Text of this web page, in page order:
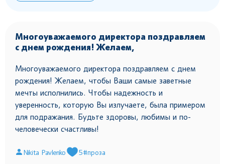
Многоуважаемого директора поздравляем
с днем рождения! Желаем,
Многоуважаемого директора поздравляем с днем
рождения! Желаем, чтобы Ваши самые заветные
мечты исполнились. Чтобы надежность и
уверенность, которую Вы излучаете, была примером
для подражания. Будьте здоровы, любимы и по-
человечески счастливы!
Nikita Pavlenko 5#проза